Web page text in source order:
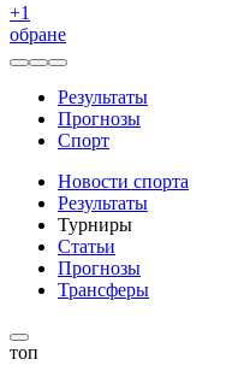
+1
обране
Результаты
Прогнозы
Спорт
Новости спорта
Результаты
Турниры
Статьи
Прогнозы
Трансферы
топ